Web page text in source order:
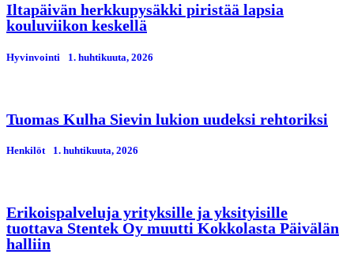
Iltapäivän herkkupysäkki piristää lapsia
kouluviikon keskellä
Hyvinvointi 1. huhtikuuta, 2026
Tuomas Kulha Sievin lukion uudeksi rehtoriksi
Henkilöt 1. huhtikuuta, 2026
Erikoispalveluja yrityksille ja yksityisille
tuottava Stentek Oy muutti Kokkolasta Päivälän
halliin